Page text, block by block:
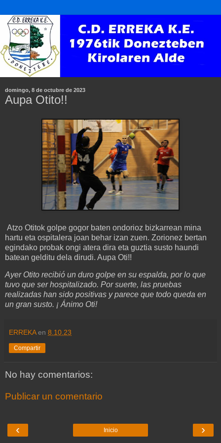
domingo, 8 de octubre de 2023
Aupa Otito!!
Atzo Otitok golpe gogor baten ondorioz bizkarrean mina
hartu eta ospitalera joan behar izan zuen. Zorionez bertan
egindako probak ongi atera dira eta guztia susto haundi
batean gelditu dela dirudi. Aupa Oti!!
Ayer Otito recibió un duro golpe en su espalda, por lo que
tuvo que ser hospitalizado. Por suerte, las pruebas
realizadas han sido positivas y parece que todo queda en
un gran susto. ¡ Ánimo Oti!
ERREKA en 8.10.23
Compartir
No hay comentarios:
Publicar un comentario
‹ ›
Inicio